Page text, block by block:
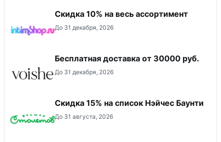
Скидка 10% на весь ассортимент
До 31 декабря, 2026
Бесплатная доставка от 30000 руб.
До 31 декабря, 2026
Скидка 15% на список Нэйчес Баунти
До 31 августа, 2026